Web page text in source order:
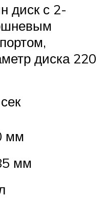
диск с 2-
диска 220
мм
мм